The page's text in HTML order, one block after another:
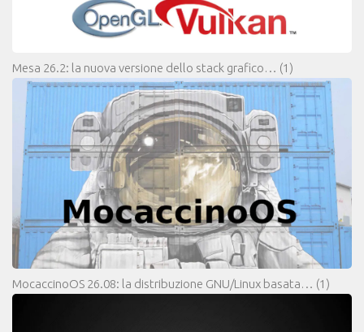
Mesa 26.2: la nuova versione dello stack grafico… (1)
MocaccinoOS 26.08: la distribuzione GNU/Linux basata… (1)